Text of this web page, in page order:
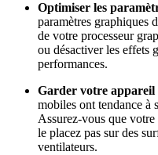
Optimiser les
paramètres graphiques
de votre processeur
ou désactiver les effets
performances.
Garder votre appareil
mobiles ont tendance à
Assurez-vous que
le placez pas sur des
ventilateurs.